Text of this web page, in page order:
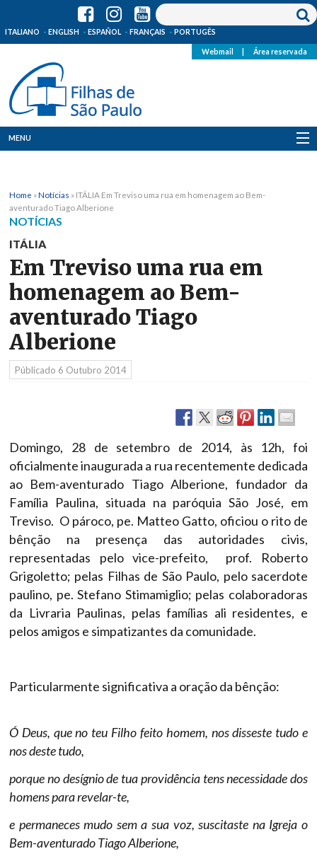
ITALIANO ENGLISH ESPAÑOL FRANÇAIS PORTUGÊS
Webmail Área reservada
MENU
Onde Estamos
Notícias
Recursos
Media
Home »Notícias » ITÁLIA Em Treviso uma rua em homenagem ao Bem-
aventurado Tiago Alberione
NOTÍCIAS
ITÁLIA
Em Treviso uma rua em
homenagem ao Bem-
aventurado Tiago
Alberione
Públicado 6 Outubro 2014
Domingo, 28 de setembro de 2014, às 12h, foi
oficialmente inaugurada a rua recentemente dedicada
ao Bem-aventurado Tiago Alberione, fundador da
Família Paulina, situada na paróquia São José, em
Treviso. O pároco, pe. Matteo Gatto, oficiou o rito de
bênção na presença das autoridades civis,
representadas pelo vice-prefeito, prof. Roberto
Grigoletto; pelas Filhas de São Paulo, pelo sacerdote
paulino, pe. Stefano Stimamiglio; pelas colaboradoras
da Livraria Paulinas, pelas famílias ali residentes, e
pelos amigos e simpatizantes da comunidade.
Particularmente significativa a oração da bênção:
Ó Deus, que no teu Filho feito homem, nos disseste tudo e
nos deste tudo,
porque no desígnio de tua providência tens necessidade dos
homens para revelar-te,
e permaneces mudo sem a sua voz, suscitaste na Igreja o
Bem-aventurado Tiago Alberione,